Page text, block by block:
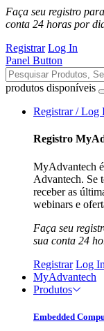
Faça seu registro
conta 24 horas por
Registrar Log In
Panel Button
produtos disponíveis
Registrar / Log
Registro
MyAdvantech
Advantech. Se
receber as
webinars e
Faça seu
sua conta 24
Registrar Log In
MyAdvantech
Produtos
Embedded